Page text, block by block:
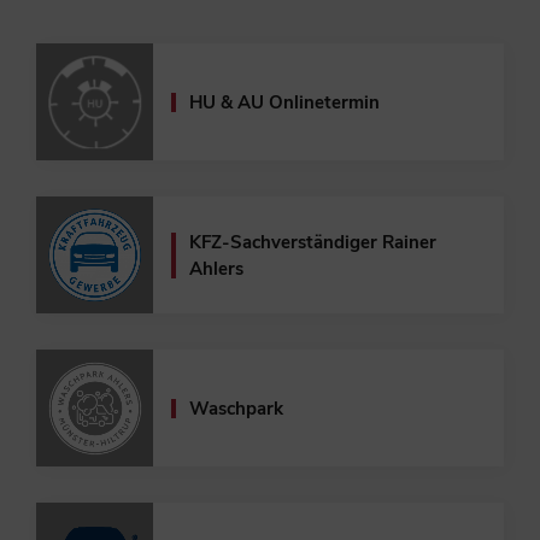
HU & AU Onlinetermin
KFZ-Sachverständiger Rainer
Ahlers
Waschpark